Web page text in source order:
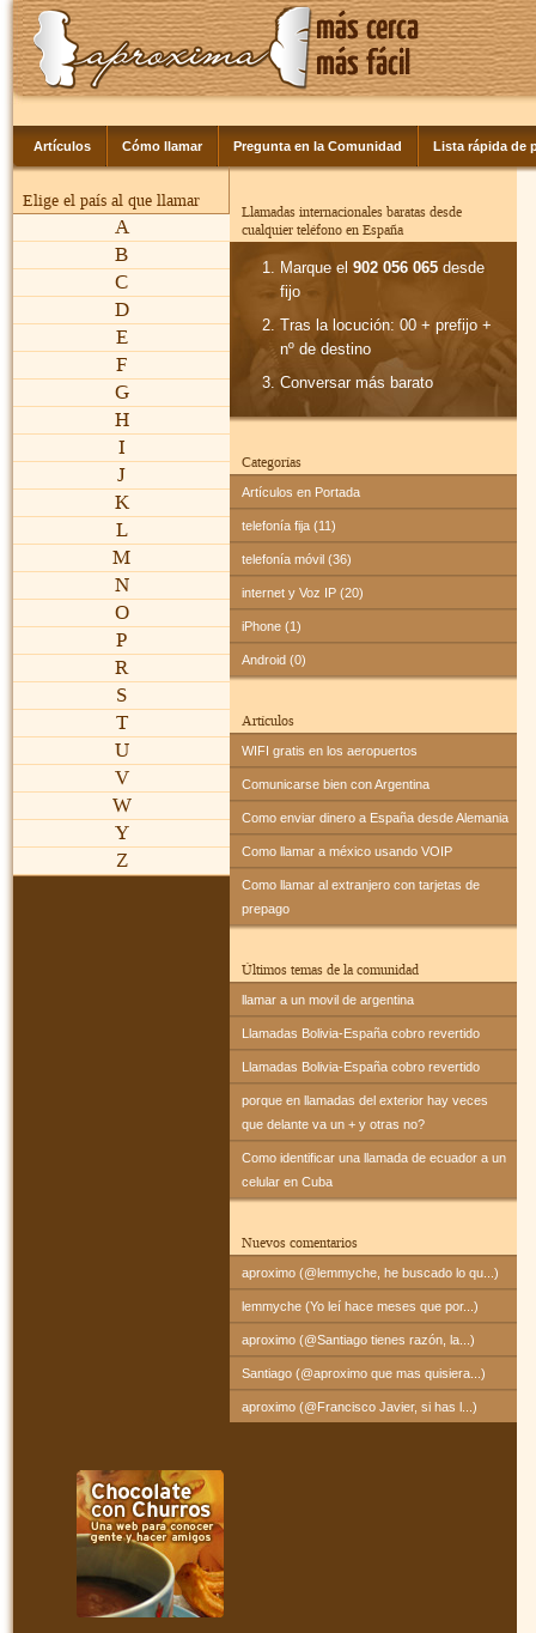
Artículos Cómo llamar Pregunta en la Comunidad Lista rápida de
Elige el país al que llamar
A
B
C
D
E
F
G
H
I
J
K
L
M
N
O
P
R
S
T
U
V
W
Y
Z
Llamadas internacionales baratas desde
cualquier teléfono en España
Marque el902 056 065 desde
fijo
Tras la locución: 00 + prefijo +
nº de destino
Conversar más barato
Categorías
Artículos en Portada
telefonía fija (11)
telefonía móvil (36)
internet y Voz IP (20)
iPhone (1)
Android (0)
Artículos
WIFI gratis en los aeropuertos
Comunicarse bien con Argentina
Como enviar dinero a España desde Alemania
Como llamar a méxico usando VOIP
Como llamar al extranjero con tarjetas de
prepago
Últimos temas de la comunidad
llamar a un movil de argentina
Llamadas Bolivia-España cobro revertido
Llamadas Bolivia-España cobro revertido
porque en llamadas del exterior hay veces
que delante va un + y otras no?
Como identificar una llamada de ecuador a un
celular en Cuba
Nuevos comentarios
aproximo (@lemmyche, he buscado lo qu...)
lemmyche (Yo leí hace meses que por...)
aproximo (@Santiago tienes razón, la...)
Santiago (@aproximo que mas quisiera...)
aproximo (@Francisco Javier, si has l...)